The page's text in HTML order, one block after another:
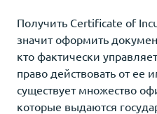
Получить Certificate of
значит оформить
кто фактически
право действовать от ее
существует множество
которые выдаются